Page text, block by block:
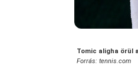
Tomic aligha örül
Forrás: tennis.com